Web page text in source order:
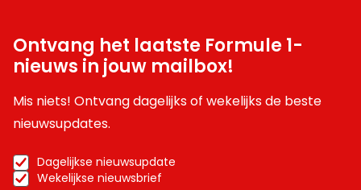
Ontvang het laatste Formule 1-
nieuws in jouw mailbox!
Mis niets! Ontvang dagelijks of wekelijks de beste
nieuwsupdates.
Dagelijkse nieuwsupdate
Wekelijkse nieuwsbrief